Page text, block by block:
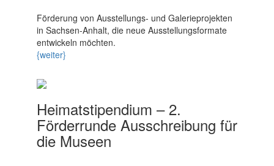
Förderung von Ausstellungs- und Galerieprojekten
in Sachsen-Anhalt, die neue Ausstellungsformate
entwickeln möchten.
{weiter}
Heimatstipendium – 2.
Förderrunde Ausschreibung für
die Museen